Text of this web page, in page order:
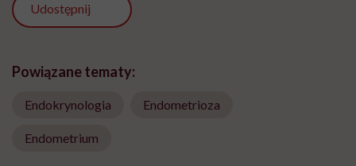
Udostępnij
Powiązane tematy:
Endokrynologia Endometrioza
Endometrium